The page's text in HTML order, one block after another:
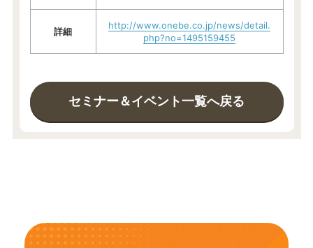
詳細
http://www.onebe.co.jp/news/detail.
php?no=1495159455
セミナー＆イベント一覧へ戻る